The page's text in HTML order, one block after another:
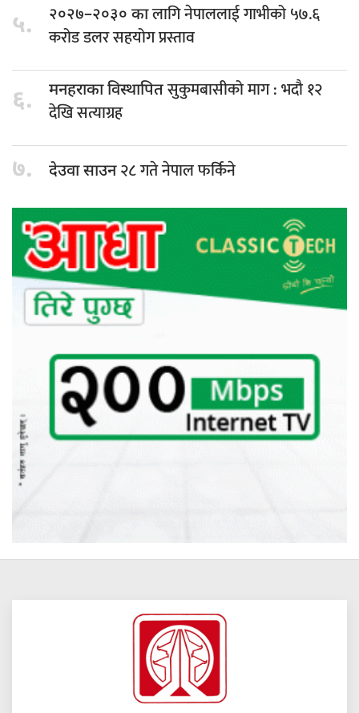
५. २०२७–२०३० कालागि नेपाललाई गाभीको ५७.६
करोड डलर सहयोग प्रस्ताव
६. मनहराका विस्थापितसुकुमबासीको माग : भदौ १२
देखि सत्याग्रह
७. देउवा साउन२८ गते नेपाल फर्किने